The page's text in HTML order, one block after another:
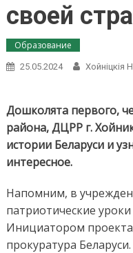
своей
Образование
25.05.2024 Хойнiцкiя
Дошколята первого,
района, ДЦРР г.
истории Беларуси и
интересное.
Напомним, в
патриотические
Инициатором
прокуратура